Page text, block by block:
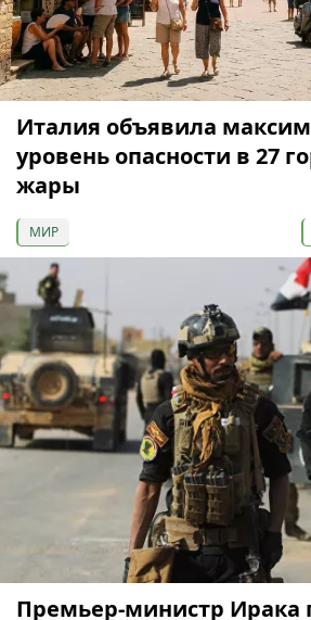
Италия объявила
уровень опасности в 27
жары
МИР
Премьер-министр Ирака